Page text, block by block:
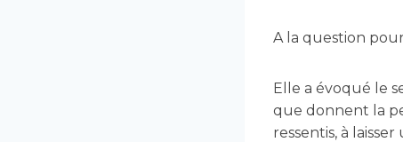
A la question
Elle a évoqué le
que donnent la
ressentis, à